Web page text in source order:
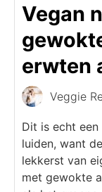
Vegan
erwten
Veggie
Dit is echt
luiden, want
lekkerst van
met gewokte